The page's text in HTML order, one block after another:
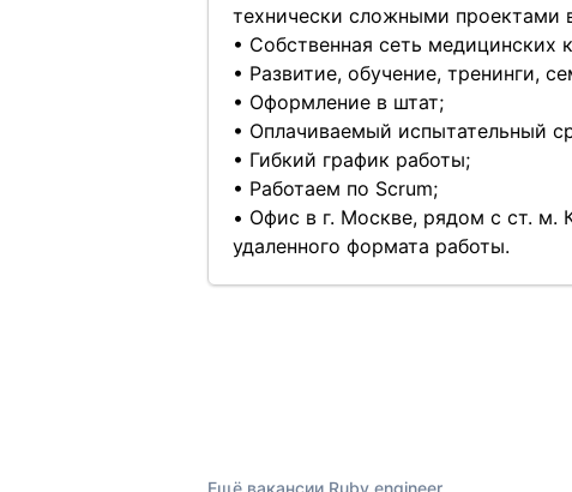
технически сложными проектами
• Собственная сеть медицинских
• Развитие, обучение, тренинги,
• Оформление в штат;
• Оплачиваемый испытательный
• Гибкий график работы;
• Работаем по Scrum;
• Офис в г. Москве, рядом с ст. м.
удаленного формата работы.
Ещё вакансии Ruby engineer